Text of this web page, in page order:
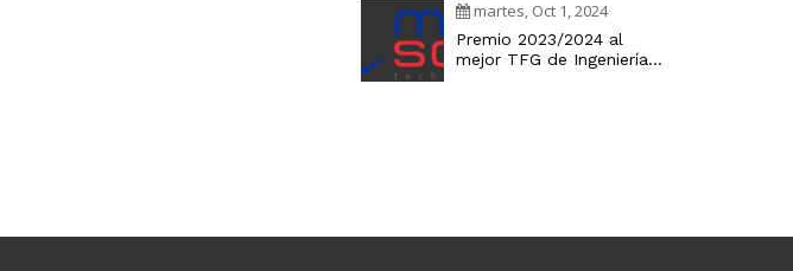
martes, Oct 1, 2024
Premio 2023/2024 al
mejor TFG de Ingeniería